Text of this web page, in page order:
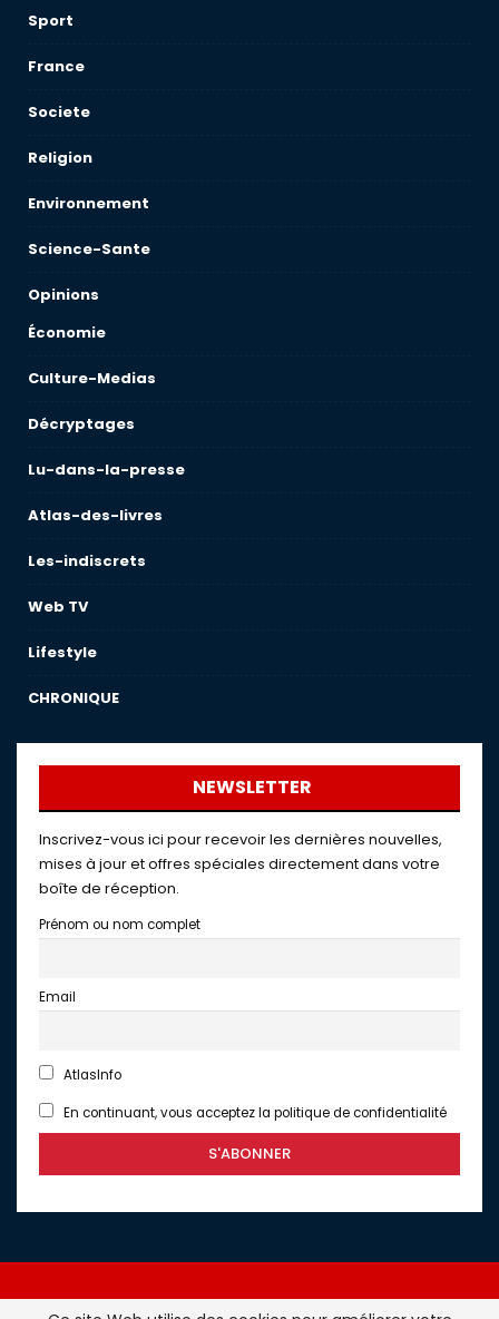
Sport
France
Societe
Religion
Environnement
Science-Sante
Opinions
Économie
Culture-Medias
Décryptages
Lu-dans-la-presse
Atlas-des-livres
Les-indiscrets
Web TV
Lifestyle
CHRONIQUE
NEWSLETTER
Inscrivez-vous ici pour recevoir les dernières nouvelles,
mises à jour et offres spéciales directement dans votre
boîte de réception.
Prénom ou nom complet
Email
AtlasInfo
En continuant, vous acceptez la politique de confidentialité